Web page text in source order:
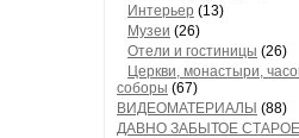
Интерьер (13)
Музеи (26)
Отели и гостиницы (26)
Церкви, монастыри,
соборы (67)
ВИДЕОМАТЕРИАЛЫ (88)
ДАВНО ЗАБЫТОЕ СТАРОЕ